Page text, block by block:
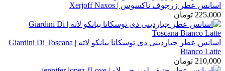
اسانس عطر زرجوف ناکسوس | Xerjoff Naxos
225,000 تومان
اسانس عطر جیاردینی دی توسکانا بیانکو لاته | Giardini Di Toscana
Bianco Latte
210,000 تومان